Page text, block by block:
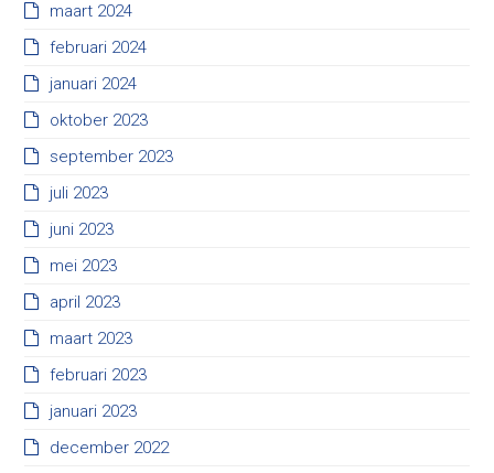
maart 2024
februari 2024
januari 2024
oktober 2023
september 2023
juli 2023
juni 2023
mei 2023
april 2023
maart 2023
februari 2023
januari 2023
december 2022